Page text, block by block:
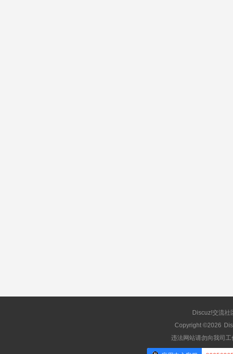
Discuz!交流社
Copyright ©2026
违法网站请勿向我司